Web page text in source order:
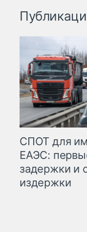
СПОТ для
ЕАЭС:
задержки и
издержки